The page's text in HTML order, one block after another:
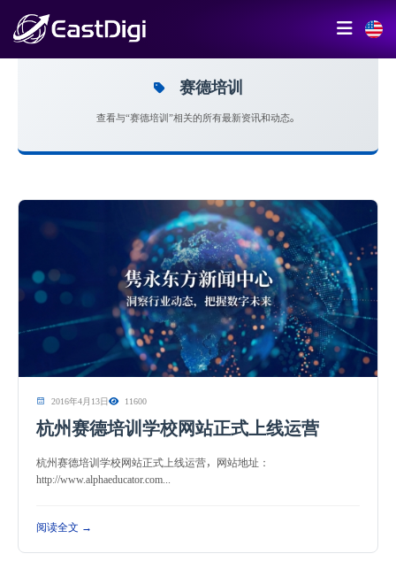
赛德培训
查看与“赛德培训”相关的所有最新资讯和动态。
2016年4月13日 11600
杭州赛德培训学校网站正式上线运营
杭州赛德培训学校网站正式上线运营，网站地址：
http://www.alphaeducator.com...
阅读全文 →